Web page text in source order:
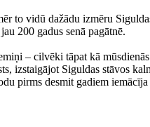
to vidū dažādu izmēru
200 gadus senā pagātnē.
– cilvēki tāpat kā
izstaigājot Siguldas stāvos
pirms desmit gadiem